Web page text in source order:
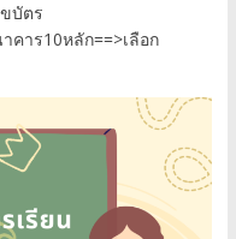
บัตร
าร10หลัก==>เลือก